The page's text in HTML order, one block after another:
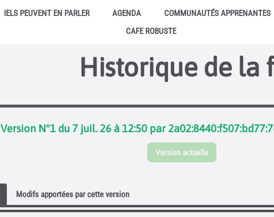
IELS PEUVENT EN PARLER AGENDA COMMUNAUTÉS APPRENANTES
CAFE ROBUSTE
Historique de la
Version N°1 du 7 juil. 26 à 12:50 par
Version actuelle
Modifs apportées par cette version